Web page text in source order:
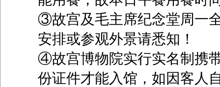
③故宫及毛主席纪念堂周一
安排或参观外景请悉知！
④故宫博物院实行实名制携
份证件才能入馆，如因客人